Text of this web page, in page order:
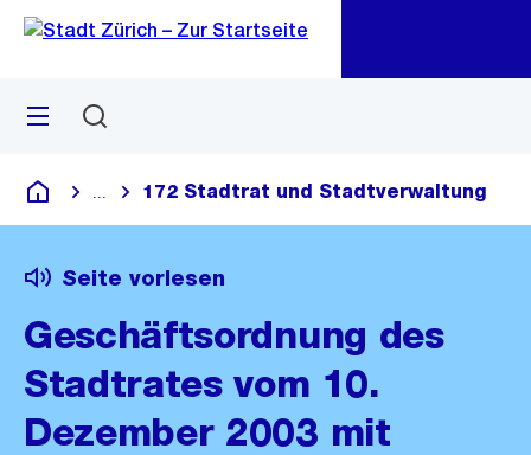
Navigation
Sprunglink
Menü
Deutsch
Blende alle Breadcrumbs ein
172 Stadtrat und Stadtverwaltung
Seite vorlesen
Geschäftsordnung des
Stadtrates vom 10.
Dezember 2003 mit